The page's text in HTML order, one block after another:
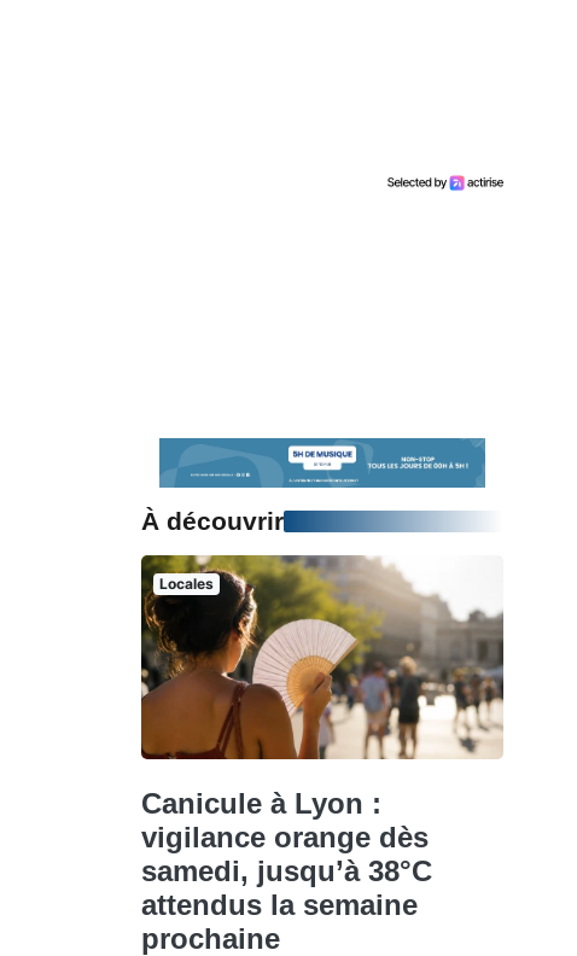
À découvrir
Locales
Canicule à Lyon :
vigilance orange dès
samedi, jusqu’à 38°C
attendus la semaine
prochaine